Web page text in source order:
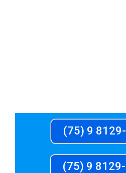
(75) 9
(75) 9